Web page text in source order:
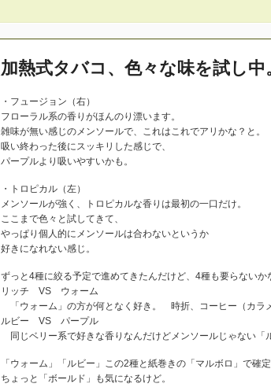
加熱式タバコ、色々な味を試し中
・フュージョン（右）
フローラル系の香りがほんのり漂います。
雑味が無い感じのメンソールで、これはこれでアリかな？と。
吸い終わった後にスッキリした感じで、
パープルより吸いやすいかも。
・トロピカル（左）
メンソールが強く、トロピカルな香りは最初の一口だけ。
ここまで色々と試してきて、
やっぱり個人的にメンソールは合わないというか
好きになれない感じ。
ずっと4種に絞る予定で進めてきたんだけど、4種も要らないか
リッチ VS ウォーム
「ウォーム」の方が何となく好き。 時折、コーヒー（カラ
ルビー VS パープル
同じベリー系で好きな香りなんだけどメンソールじゃない「
「ウォーム」「ルビー」この2種と紙巻きの「マルボロ」で確
ちょっと「ボールド」も気になるけど。